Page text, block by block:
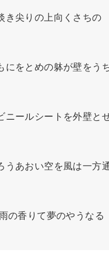
き尖りの上向くさちの
にをとめの躰が壁をう
ニールシートを外壁と
うあおい空を風は一方